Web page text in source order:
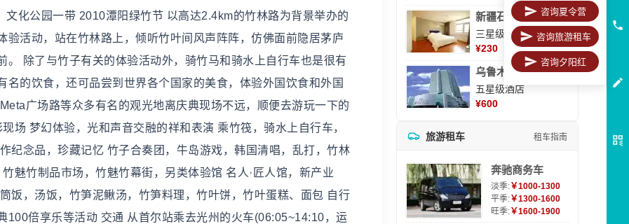
化公园一带 2010潭阳绿竹节 以高达2.4km的竹林路为背景举办的
验活动，站在竹林路上，倾听竹叶间风声阵阵，仿佛面前隐居茅庐
。 除了与竹子有关的体验活动外，骑竹马和骑水上自行车也是很有
的饮食，还可品尝到世界各个国家的美食，体验外国饮食和外国
广场路等众多有名的观光地离庆典现场不远，顺便去游玩一下的
场 梦幻体验，光和声音交融的祥和表演 乘竹筏，骑水上自行车，
纪念品，珍藏记忆 竹子合奏团，牛岛游戏，韩国清唱，乱打，竹林
魅竹制品市场，竹魅竹幕街，另类体验馆 名人·匠人馆，新产业
饭，汤饭，竹笋泥鳅汤，竹笋料理，竹叶饼，竹叶蛋糕、面包 自行
100倍享乐等活动 交通 从首尔站乘去光州的火车(06:05~14:10，运
新疆石河子凯瑞酒店
三星级酒店
¥230
乌鲁木齐海德大酒店
五星级酒店
¥600
旅游租车 租车指南
奔驰商务车
淡季:￥1000-1300
平季:￥1300-1600
旺季:￥1600-1900
咨询夏令营
咨询旅游租车
咨询夕阳红